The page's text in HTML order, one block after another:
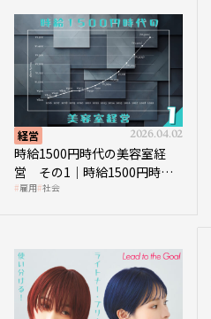
経営 2026.04.02
時給1500円時代の美容室経
営 その1｜時給1500円時代
へ向かう社会的背景
雇用 社会